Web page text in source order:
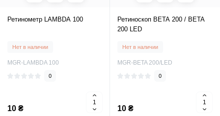
Ретинометр LAMBDA 100
Нет в наличии
MGR-LAMBDA 100
0
10 ₴
Ретиноскоп BETA 200 / BETA
200 LED
Нет в наличии
MGR-BETA 200/LED
0
10 ₴